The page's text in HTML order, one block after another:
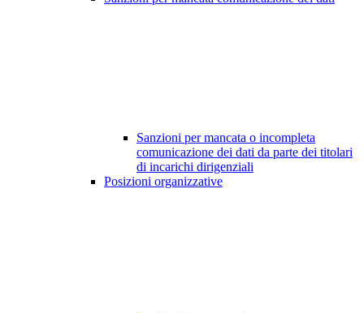
Sanzioni per mancata o incompleta
comunicazione dei dati da parte dei titolari
di incarichi dirigenziali
Posizioni organizzative